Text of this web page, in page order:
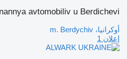
avtomobiliv u Berdichevi
أوكرانيا، m. Berdychiv
إعلان 1